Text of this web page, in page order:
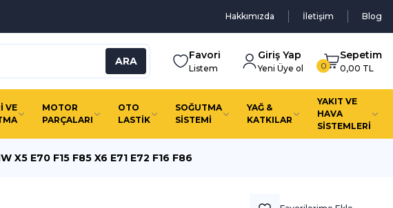
Hakkımızda İletişim Blog
ARA Favori
Listem
Giriş Yap
Yeni Üye ol 0
Sepetim
0,00 TL
VE
MOTOR
PARÇALARI
OTO
LASTİK
SOĞUTMA
SİSTEMİ
YAĞ &
KATKILAR
YAKIT VE
HAVA
SİSTEMLERİ
X5 E70 F15 F85 X6 E71 E72 F16 F86